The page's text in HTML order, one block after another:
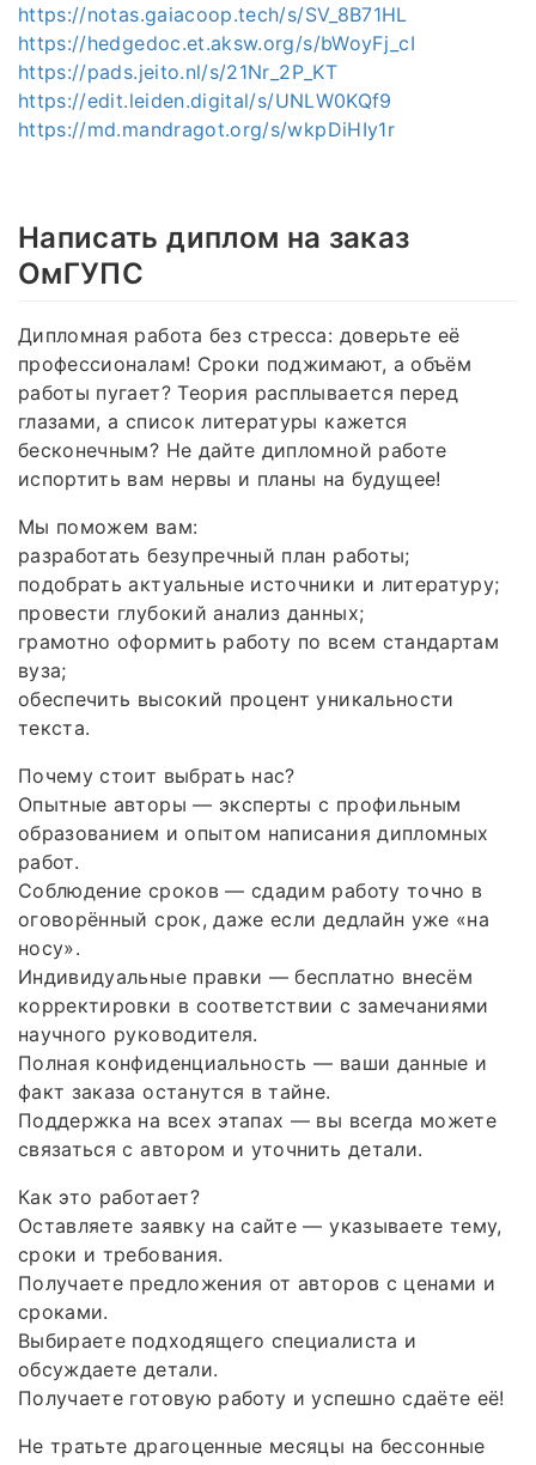
https://notas.gaiacoop.tech/s/SV_8B71HL
https://hedgedoc.et.aksw.org/s/bWoyFj_cI
https://pads.jeito.nl/s/21Nr_2P_KT
https://edit.leiden.digital/s/UNLW0KQf9
https://md.mandragot.org/s/wkpDiHIy1r
Написать диплом на заказ
ОмГУПС
Дипломная работа без стресса: доверьте её
профессионалам! Сроки поджимают, а объём
работы пугает? Теория расплывается перед
глазами, а список литературы кажется
бесконечным? Не дайте дипломной работе
испортить вам нервы и планы на будущее!
Мы поможем вам:
разработать безупречный план работы;
подобрать актуальные источники и литературу;
провести глубокий анализ данных;
грамотно оформить работу по всем стандартам
вуза;
обеспечить высокий процент уникальности
текста.
Почему стоит выбрать нас?
Опытные авторы — эксперты с профильным
образованием и опытом написания дипломных
работ.
Соблюдение сроков — сдадим работу точно в
оговорённый срок, даже если дедлайн уже «на
носу».
Индивидуальные правки — бесплатно внесём
корректировки в соответствии с замечаниями
научного руководителя.
Полная конфиденциальность — ваши данные и
факт заказа останутся в тайне.
Поддержка на всех этапах — вы всегда можете
связаться с автором и уточнить детали.
Как это работает?
Оставляете заявку на сайте — указываете тему,
сроки и требования.
Получаете предложения от авторов с ценами и
сроками.
Выбираете подходящего специалиста и
обсуждаете детали.
Получаете готовую работу и успешно сдаёте её!
Не тратьте драгоценные месяцы на бессонные